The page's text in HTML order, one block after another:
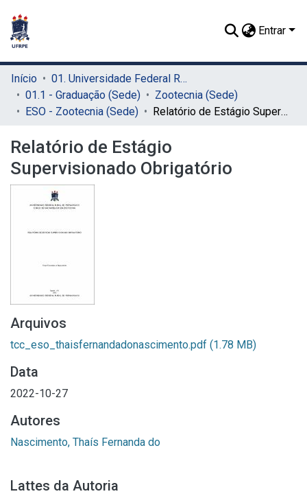
Entrar
Início
01. Universidade Federal Rural de Pernambuco - UFRPE (Sede)
01.1 - Graduação (Sede)
Zootecnia (Sede)
ESO - Zootecnia (Sede)
Relatório de Estágio Supervisionado Obrigatório
Relatório de Estágio
Supervisionado Obrigatório
Arquivos
tcc_eso_thaisfernandadonascimento.pdf (1.78 MB)
Data
2022-10-27
Autores
Nascimento, Thaís Fernanda do
Lattes da Autoria